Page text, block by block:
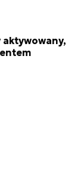
aktywowany,